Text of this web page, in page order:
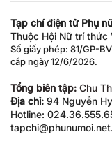
Tạp chí điện tử Phụ
Thuộc Hội Nữ trí thức
Số giấy phép: 81/GP-
cấp ngày 12/6/2026.
Tổng biên tập: Chu
Địa chỉ: 94 Nguyễn
Hotline: